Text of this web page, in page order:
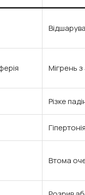
Мігрень
Різке
Втома